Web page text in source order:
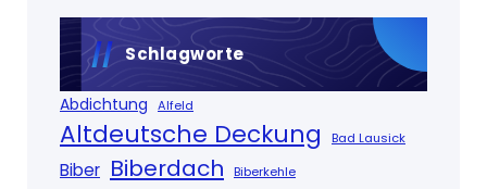
Schlagworte
Abdichtung Alfeld
Altdeutsche Deckung Bad Lausick
Biber Biberdach Biberkehle